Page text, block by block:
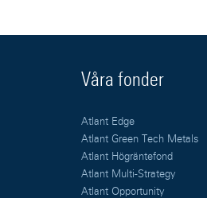
Våra fonder
Atlant Edge
Atlant Green Tech Metals
Atlant Högräntefond
Atlant Multi-Strategy
Atlant Opportunity